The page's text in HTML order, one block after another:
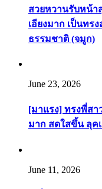
สวยหวานรับหน้า
เอียงมาก เป็นทร
ธรรมชาติ (จมูก)
June 23, 2026
[มาแรง] ทรงพี่ส
มาก สดใสขึ้น ลุค
June 11, 2026